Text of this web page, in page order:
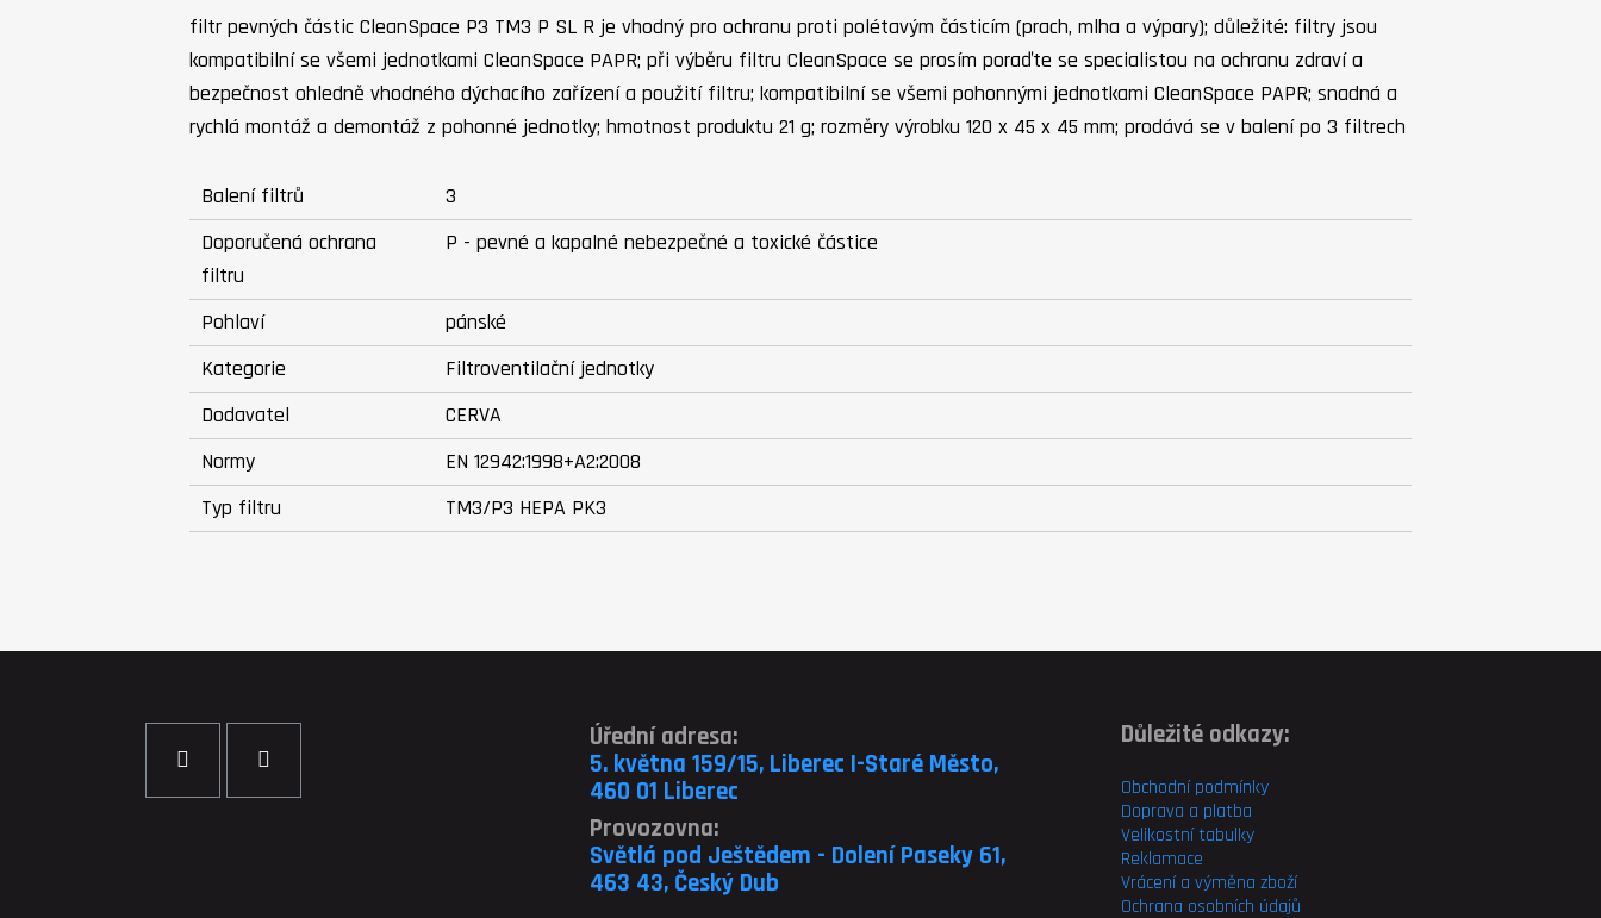
filtr pevných částic CleanSpace P3 TM3 P SL R je vhodný pro ochranu proti polétavým částicím (prach, mlha a výpary); důležité: filtry jsou
kompatibilní se všemi jednotkami CleanSpace PAPR; při výběru filtru CleanSpace se prosím poraďte se specialistou na ochranu zdraví a
bezpečnost ohledně vhodného dýchacího zařízení a použití filtru; kompatibilní se všemi pohonnými jednotkami CleanSpace PAPR; snadná a
rychlá montáž a demontáž z pohonné jednotky; hmotnost produktu 21 g; rozměry výrobku 120 x 45 x 45 mm; prodává se v balení po 3 filtrech
Balení filtrů
3
Doporučená ochrana
filtru
P - pevné a kapalné nebezpečné a toxické částice
Pohlaví
pánské
Kategorie
Filtroventilační jednotky
Dodavatel
CERVA
Normy
EN 12942:1998+A2:2008
Typ filtru
TM3/P3 HEPA PK3
Úřední adresa:
5. května 159/15, Liberec I-Staré Město,
460 01 Liberec
Provozovna:
Světlá pod Ještědem - Dolení Paseky 61,
463 43, Český Dub
Důležité odkazy:
Obchodní podmínky
Doprava a platba
Velikostní tabulky
Reklamace
Vrácení a výměna zboží
Ochrana osobních údajů